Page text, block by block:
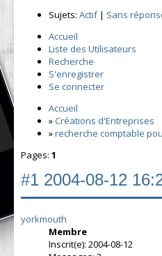
Sujets: Actif| Sans
Accueil
Liste des Utilisateurs
Recherche
S'enregistrer
Se connecter
Accueil
»Créations d'Entreprises
»recherche comptable
Pages: 1
#1 2004-08-12
yorkmouth
Membre
Inscrit(e): 2004-08-12